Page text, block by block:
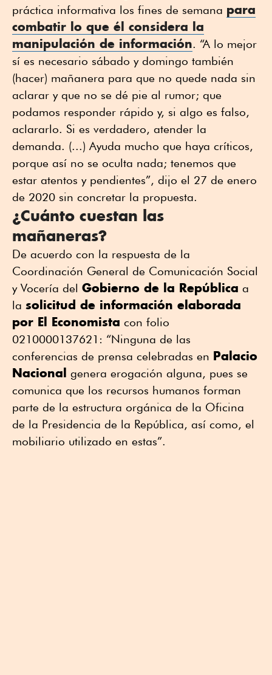
práctica informativa los fines de semana para
combatir lo que él considera la
manipulación de información. “A lo mejor
sí es necesario sábado y domingo también
(hacer) mañanera para que no quede nada sin
aclarar y que no se dé pie al rumor; que
podamos responder rápido y, si algo es falso,
aclararlo. Si es verdadero, atender la
demanda. (...) Ayuda mucho que haya críticos,
porque así no se oculta nada; tenemos que
estar atentos y pendientes”, dijo el 27 de enero
de 2020 sin concretar la propuesta.
¿Cuánto cuestan las
mañaneras?
De acuerdo con la respuesta de la
Coordinación General de Comunicación Social
y Vocería del Gobierno de la República a
la solicitud de información elaborada
por El Economista con folio
0210000137621: “Ninguna de las
conferencias de prensa celebradas en Palacio
Nacional genera erogación alguna, pues se
comunica que los recursos humanos forman
parte de la estructura orgánica de la Oficina
de la Presidencia de la República, así como, el
mobiliario utilizado en estas”.